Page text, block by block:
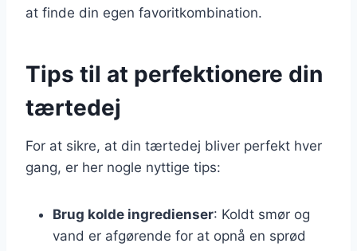
at finde din egen favoritkombination.
Tips til at perfektionere din
tærtedej
For at sikre, at din tærtedej bliver perfekt hver
gang, er her nogle nyttige tips:
Brug kolde ingredienser: Koldt smør og
vand er afgørende for at opnå en sprød